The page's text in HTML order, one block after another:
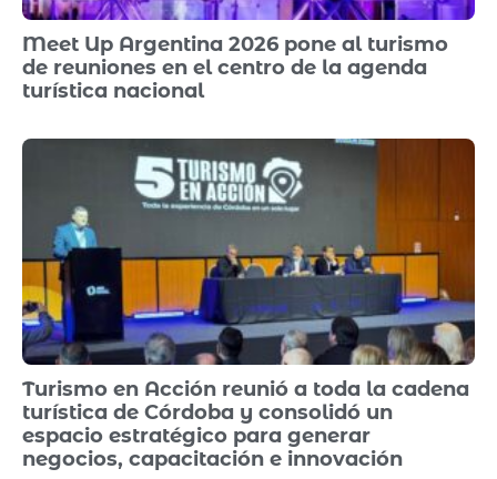
Meet Up Argentina 2026 pone al turismo
de reuniones en el centro de la agenda
turística nacional
Turismo en Acción reunió a toda la cadena
turística de Córdoba y consolidó un
espacio estratégico para generar
negocios, capacitación e innovación